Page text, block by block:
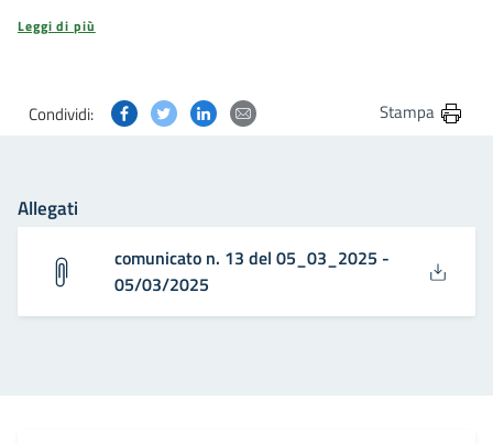
Leggi di più
Condividi: Condividi questa pagina su Facebook
Condividi questa pagina su Twitter
Condividi questa pagina su Linkedin
Condividi questa pagina via
Stampa
Allegati
comunicato n. 13 del 05_03_2025 -
05/03/2025